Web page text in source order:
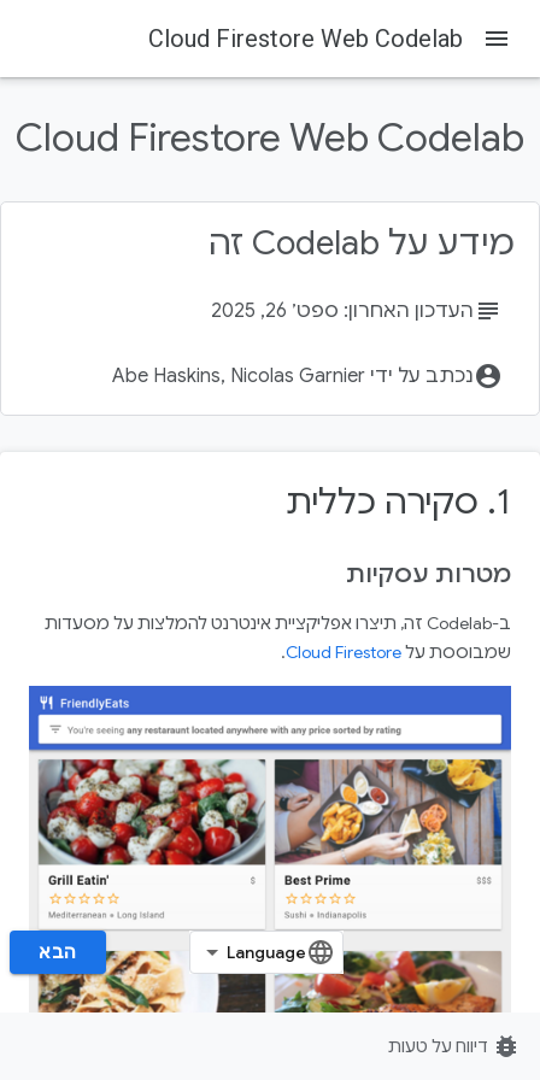
Firebase
Firebase Codelabs
1. סקירה כללית
2. יצירה והגדרה של פרויקט Firebase
יצירת פרויקט Firebase
הגדרת מוצרי Firebase
menu
Cloud Firestore Web Codelab
Cloud Firestore Web Codelab
מידע על Codelab זה
subject העדכון האחרון: ספט׳ 26, 2025
account_circleנכתב על ידי Abe Haskins, Nicolas Garnier
1.‏ סקירה כללית
מטרות עסקיות
ב-Codelab זה, תיצרו אפליקציית אינטרנט להמלצות על מסעדות
שמבוססת עלCloud Firestore
.
הבא‏
bug_report דיווח על טעות